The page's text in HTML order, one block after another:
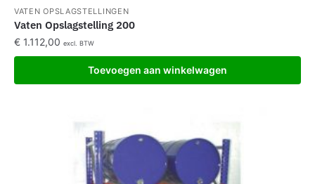
VATEN OPSLAGSTELLINGEN
Vaten Opslagstelling 200
€ 1.112,00 excl. BTW
Toevoegen aan winkelwagen